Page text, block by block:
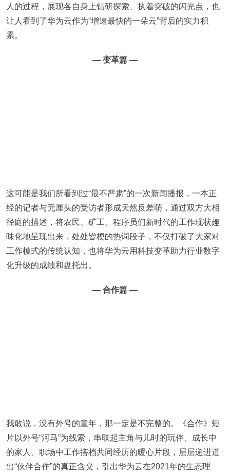
人的过程，展现各自身上钻研探索、执着突破的闪光点，也
让人看到了华为云作为“增速最快的一朵云”背后的实力积
累。
— 变革篇 —
这可能是我们所看到过“最不严肃”的一次新闻播报，一本正
经的记者与无厘头的受访者形成天然反差萌，通过双方大相
径庭的描述，将农民、矿工、程序员们新时代的工作现状趣
味化地呈现出来，处处皆梗的热词段子，不仅打破了大家对
工作模式的传统认知，也将华为云用科技变革助力行业数字
化升级的成绩和盘托出。
— 合作篇 —
我敢说，没有外号的童年，那一定是不完整的。《合作》短
片以外号“河马”为线索，串联起主角与儿时的玩伴、成长中
的家人、职场中工作搭档共同经历的暖心片段，层层递进道
出“伙伴合作”的真正含义，引出华为云在2021年的生态理